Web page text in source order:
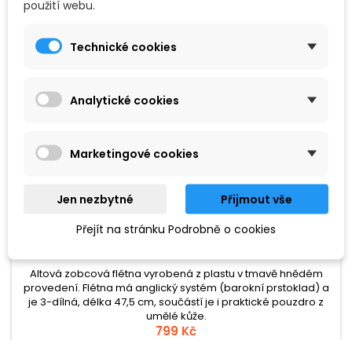
AULOS
AULOS 509B SYMPHONY
Altová zobcová flétna vyrobená z plastu v tmavě hnědém
provedení. Flétna má anglický systém (barokní prstoklad) a
je 3-dílná, délka 47,5 cm, součástí je i praktické pouzdro z
umělé kůže.
799 Kč
použití webu.
Technické cookies
Analytické cookies
Marketingové cookies
Jen nezbytné
Přijmout vše
Přejít na stránku Podrobně o cookies